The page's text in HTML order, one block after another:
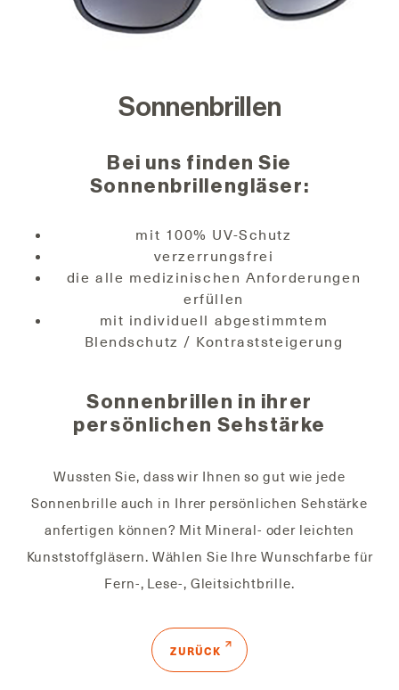
Sonnenbrillen
Bei uns finden Sie
Sonnenbrillengläser:
mit 100% UV-Schutz
verzerrungsfrei
die alle medizinischen Anforderungen
erfüllen
mit individuell abgestimmtem
Blendschutz / Kontraststeigerung
Sonnenbrillen in ihrer
persönlichen Sehstärke
Wussten Sie, dass wir Ihnen so gut wie jede
Sonnenbrille auch in Ihrer persönlichen Sehstärke
anfertigen können? Mit Mineral- oder leichten
Kunststoffgläsern. Wählen Sie Ihre Wunschfarbe für
Fern-, Lese-, Gleitsichtbrille.
ZURÜCK